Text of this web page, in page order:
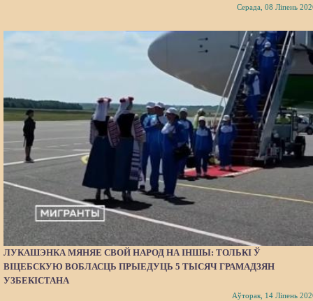
Серада, 08 Ліпень
ЛУКАШЭНКА МЯНЯЕ СВОЙ НАРОД НА ІНШЫ: ТОЛЬКІ Ў
ВІЦЕБСКУЮ ВОБЛАСЦЬ ПРЫЕДУЦЬ 5 ТЫСЯЧ ГРАМАДЗЯН
УЗБЕКІСТАНА
Аўторак, 14 Ліпень